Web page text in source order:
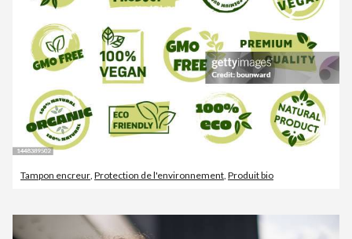
Tampon encreur Protection de l'environnement Produit bio